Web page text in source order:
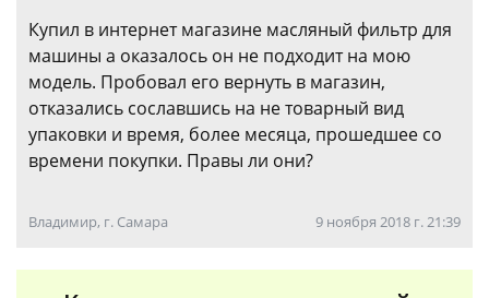
Купил в интернет магазине масляный фильтр для
машины а оказалось он не подходит на мою
модель. Пробовал его вернуть в магазин,
отказались сославшись на не товарный вид
упаковки и время, более месяца, прошедшее со
времени покупки. Правы ли они?
Владимир, г. Самара 9 ноября 2018 г. 21:39